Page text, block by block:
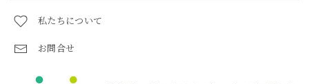
私たちについて
お問合せ